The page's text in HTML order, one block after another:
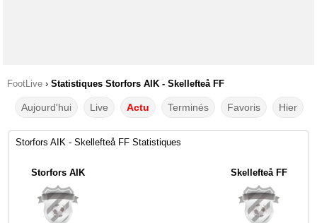
FootLive › Statistiques Storfors AIK - Skellefteå FF
Aujourd'hui Live Actu Terminés Favoris Hier
Storfors AIK - Skellefteå FF Statistiques
Storfors AIK Skellefteå FF